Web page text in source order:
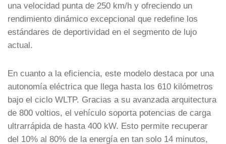
una velocidad punta de 250 km/h y ofreciendo un
rendimiento dinámico excepcional que redefine los
estándares de deportividad en el segmento de lujo
actual.
En cuanto a la eficiencia, este modelo destaca por una
autonomía eléctrica que llega hasta los 610 kilómetros
bajo el ciclo WLTP. Gracias a su avanzada arquitectura
de 800 voltios, el vehículo soporta potencias de carga
ultrarrápida de hasta 400 kW. Esto permite recuperar
del 10% al 80% de la energía en tan solo 14 minutos,